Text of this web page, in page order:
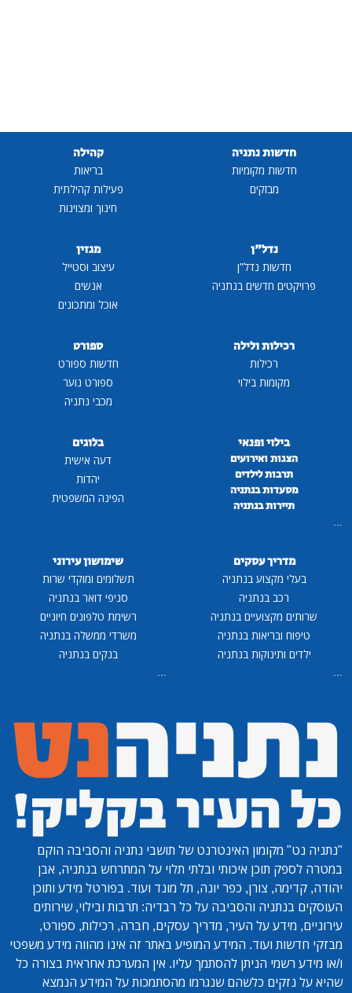
חדשות נתניה
חדשות מקומיות
מבזקים
קהילה
בריאות
פעילות קהילתית
חינוך ומצוינות
נדל"ן
חדשות נדל"ן
פרויקטים חדשים בנתניה
מגזין
עיצוב וסטייל
אנשים
אוכל ומתכונים
רכילות ולילה
רכילות
מקומות בילוי
ספורט
חדשות ספורט
ספורט נוער
מכבי נתניה
בילוי ופנאי
הצגות ואירועים
תרבות לילדים
מסעדות בנתניה
תיירות בנתניה
בלוגים
דעה אישית
יהדות
הפינה המשפטית
מדריך עסקים
בעלי מקצוע בנתניה
רכב בנתניה
שרותים מקצועיים בנתניה
טיפוח ובריאות בנתניה
ילדים ותינוקות בנתניה
שימושון עירוני
תשלומים ומוקדי שרות
סניפי דואר בנתניה
רשימת טלפונים חיוניים
משרדי ממשלה בנתניה
בנקים בנתניה
"נתניה נט" מקומון האינטרנט של תושבי נתניה והסביבה הוקם
במטרה לספק תוכן איכותי ובלתי תלוי על המתרחש בנתניה, אבן
יהודה, קדימה, צורן, כפר יונה, תל מונד ועוד. בפורטל מידע ותוכן
העוסקים בנתניה והסביבה על כל רבדיה: תרבות ובילוי, שירותים
עירוניים, מידע על העיר, מדריך עסקים, חברה, רכילות, ספורט,
מבזקי חדשות ועוד. המידע המופיע באתר זה אינו מהווה מידע משפטי
ו/או מידע רשמי הניתן להסתמך עליו. אין המערכת אחראית בצורה כל
שהיא על נזקים כלשהם שנגרמו מהסתמכות על המידע הנמצא